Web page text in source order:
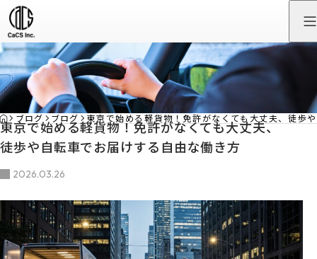
HOME
ブログ ブログ 東京で始める軽貨物！免許がなくても大丈夫、徒歩
東京で始める軽貨物！免許がなくても大丈夫、
徒歩や自転車でお届けする自由な働き方
2026.03.26